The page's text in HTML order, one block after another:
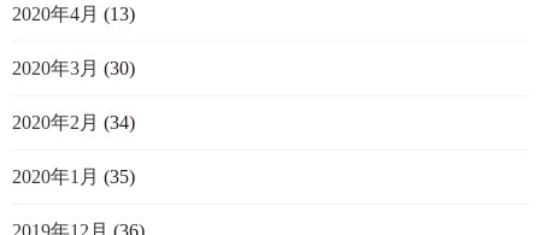
2020年4月 (13)
2020年3月 (30)
2020年2月 (34)
2020年1月 (35)
2019年12月 (36)